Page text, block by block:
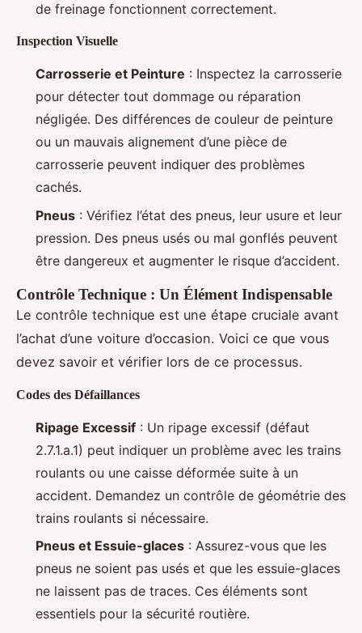
de freinage fonctionnent correctement.
Inspection Visuelle
Carrosserie et Peinture : Inspectez la carrosserie
pour détecter tout dommage ou réparation
négligée. Des différences de couleur de peinture
ou un mauvais alignement d’une pièce de
carrosserie peuvent indiquer des problèmes
cachés.
Pneus : Vérifiez l’état des pneus, leur usure et leur
pression. Des pneus usés ou mal gonflés peuvent
être dangereux et augmenter le risque d’accident.
Contrôle Technique : Un Élément Indispensable
Le contrôle technique est une étape cruciale avant
l’achat d’une voiture d’occasion. Voici ce que vous
devez savoir et vérifier lors de ce processus.
Codes des Défaillances
Ripage Excessif : Un ripage excessif (défaut
2.7.1.a.1) peut indiquer un problème avec les trains
roulants ou une caisse déformée suite à un
accident. Demandez un contrôle de géométrie des
trains roulants si nécessaire.
Pneus et Essuie-glaces : Assurez-vous que les
pneus ne soient pas usés et que les essuie-glaces
ne laissent pas de traces. Ces éléments sont
essentiels pour la sécurité routière.